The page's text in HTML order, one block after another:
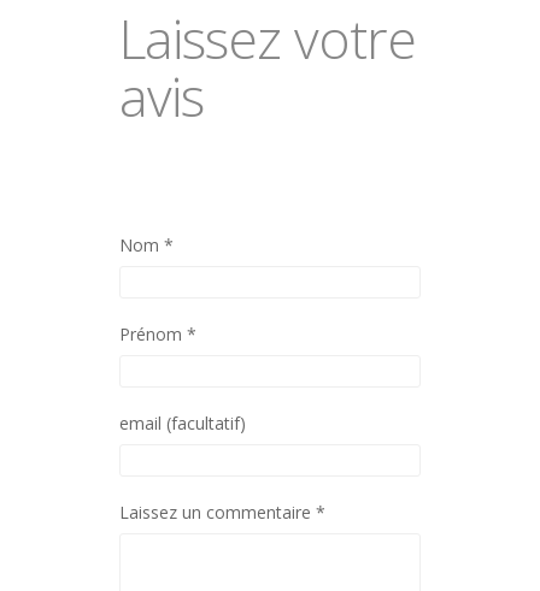
Laissez votre
avis
Nom *
Prénom *
email (facultatif)
Laissez un commentaire *